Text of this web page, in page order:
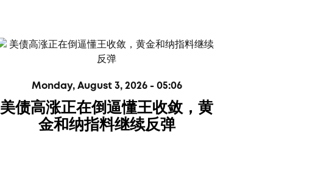
Monday, August 3, 2026 - 05:06
美债高涨正在倒逼懂王收敛，黄
金和纳指料继续反弹